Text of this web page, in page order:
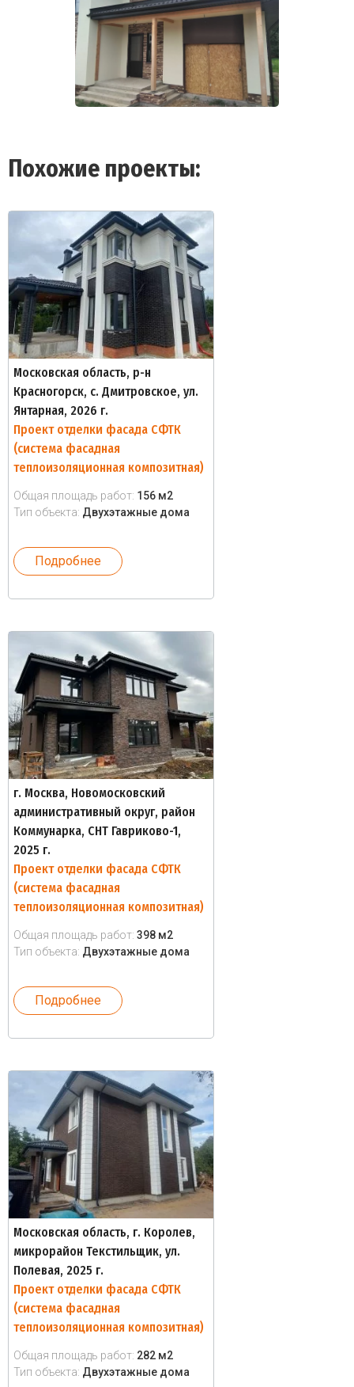
Похожие проекты:
Московская область, р-н
Красногорск, с. Дмитровское, ул.
Янтарная, 2026 г.
Проект отделки фасада СФТК
(система фасадная
теплоизоляционная композитная)
Общая площадь работ: 156 м2
Тип объекта: Двухэтажные дома
Подробнее
г. Москва, Новомосковский
административный округ, район
Коммунарка, СНТ Гавриково-1,
2025 г.
Проект отделки фасада СФТК
(система фасадная
теплоизоляционная композитная)
Общая площадь работ: 398 м2
Тип объекта: Двухэтажные дома
Подробнее
Московская область, г. Королев,
микрорайон Текстильщик, ул.
Полевая, 2025 г.
Проект отделки фасада СФТК
(система фасадная
теплоизоляционная композитная)
Общая площадь работ: 282 м2
Тип объекта: Двухэтажные дома